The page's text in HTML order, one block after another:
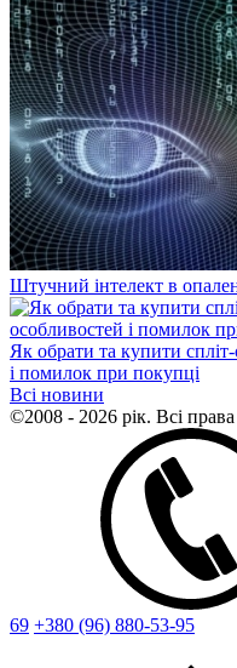
Штучний інтелект в
Як обрати та купити
і помилок при покупці
Всі новини
©2008 - 2026 рік. Всі
69 +380 (96) 880-53-95